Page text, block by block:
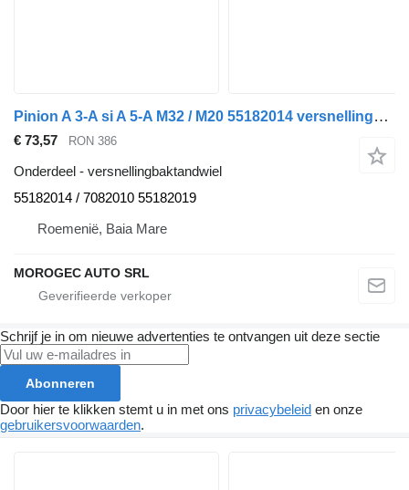
Pinion A 3-A si A 5-A M32 / M20 55182014 versnellingbaktandwiel voor Alfa Romeo 159 auto
€ 73,57 RON 386
Onderdeel - versnellingbaktandwiel
55182014 / 7082010 55182019
Roemenië, Baia Mare
MOROGEC AUTO SRL
Schrijf je in om nieuwe advertenties te ontvangen uit deze sectie
Abonneren
Door hier te klikken stemt u in met ons privacybeleid en onze
gebruikersvoorwaarden.